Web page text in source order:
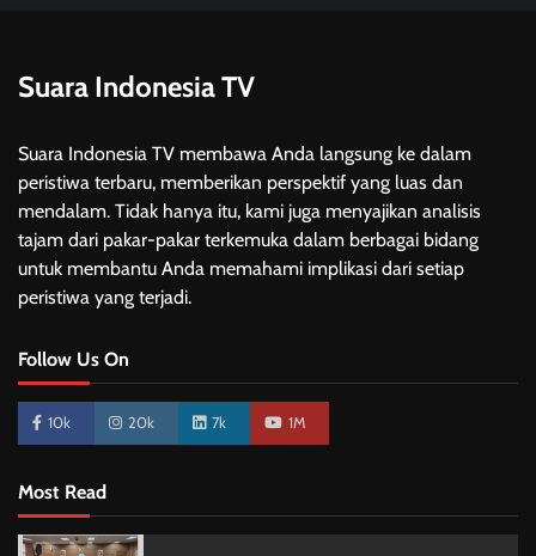
Suara Indonesia TV
Suara Indonesia TV membawa Anda langsung ke dalam
peristiwa terbaru, memberikan perspektif yang luas dan
mendalam. Tidak hanya itu, kami juga menyajikan analisis
tajam dari pakar-pakar terkemuka dalam berbagai bidang
untuk membantu Anda memahami implikasi dari setiap
peristiwa yang terjadi.
Follow Us On
10k 20k 7k 1M
Most Read